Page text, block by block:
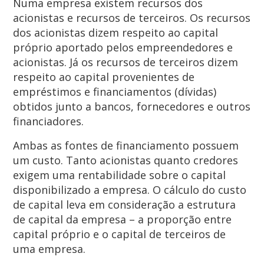
Numa empresa existem recursos dos
acionistas e recursos de terceiros. Os recursos
dos acionistas dizem respeito ao capital
próprio aportado pelos empreendedores e
acionistas. Já os recursos de terceiros dizem
respeito ao capital provenientes de
empréstimos e financiamentos (dívidas)
obtidos junto a bancos, fornecedores e outros
financiadores.
Ambas as fontes de financiamento possuem
um custo. Tanto acionistas quanto credores
exigem uma rentabilidade sobre o capital
disponibilizado a empresa. O cálculo do custo
de capital leva em consideração a estrutura
de capital da empresa – a proporção entre
capital próprio e o capital de terceiros de
uma empresa.